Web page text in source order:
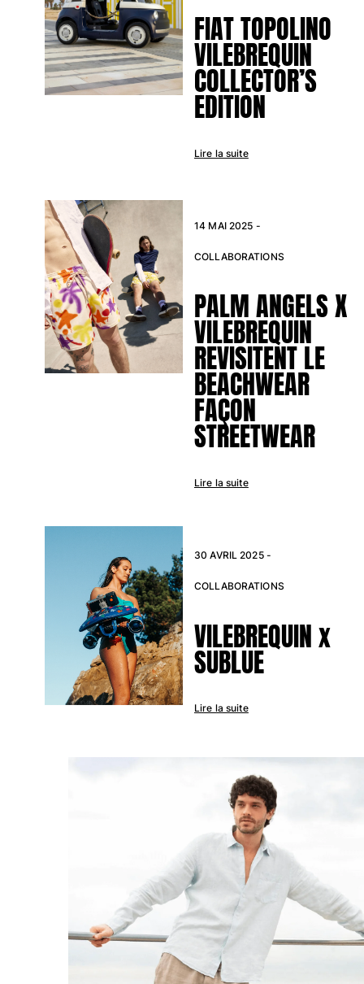
Bébé
Bas
Tous les articles
Prêt-à-porter
Tous les articles
Bébé
Tous les articles
Accessoires
Tous les articles
Casquettes et bobs
Serviettes de plage fouta
Tous les articles
Sacs de plage
Sacs de Voyage
Mini-sacs
Tote bags
Accessoires Enfants
Chapeaux de plage
Serviettes et Ponchos
Chaussures
FIAT TOPOLINO
VILEBREQUIN
COLLECTOR’S
EDITION
Lire la suite
14 MAI 2025 -
COLLABORATIONS
PALM ANGELS X
VILEBREQUIN
REVISITENT LE
BEACHWEAR
FAÇON
STREETWEAR
Lire la suite
30 AVRIL 2025 -
COLLABORATIONS
VILEBREQUIN x
SUBLUE
Lire la suite